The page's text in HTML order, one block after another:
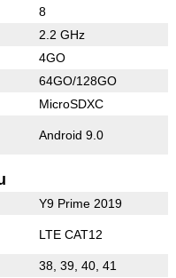
8
2.2 GHz
4GO
64GO/128GO
MicroSDXC
Android 9.0
Y9 Prime 2019
LTE CAT12
38, 39, 40, 41